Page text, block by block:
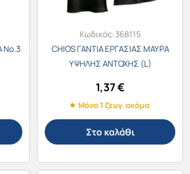
No.3
Κωδικός:368115
CHIOS ΓΑΝΤΙΑ ΕΡΓΑΣΙΑΣ ΜΑΥΡΑ
ΥΨΗΛΗΣ ΑΝΤΟΧΗΣ (L)
1,37€
Μόνο 1 ζευγ. ακόμα
Στο καλάθι